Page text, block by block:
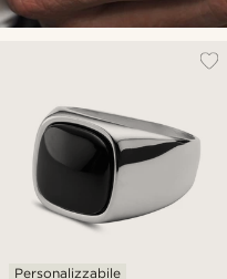
Personalizzabile